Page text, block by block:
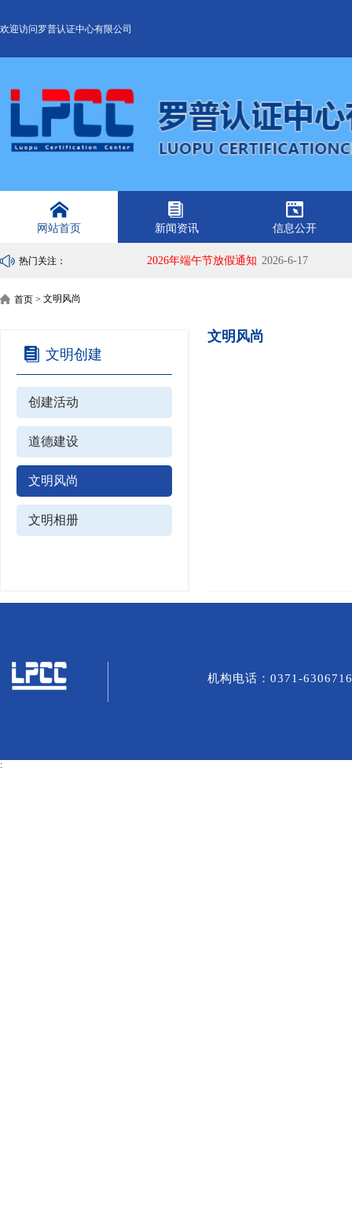
欢迎访问罗普认证中心有限公司
网站首页 新闻资讯 信息公开
热门关注： 2026年端午节放假通知 2026-6-17
首页 > 文明风尚
文明创建
创建活动
道德建设
文明风尚
文明相册
文明风尚
机构电话：0371-
: